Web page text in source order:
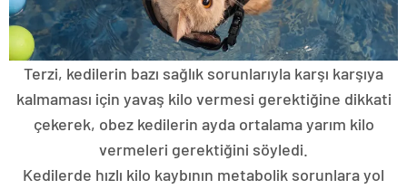
Terzi, kedilerin bazı sağlık sorunlarıyla karşı karşıya
kalmaması için yavaş kilo vermesi gerektiğine dikkati
çekerek, obez kedilerin ayda ortalama yarım kilo
vermeleri gerektiğini söyledi.
Kedilerde hızlı kilo kaybının metabolik sorunlara yol